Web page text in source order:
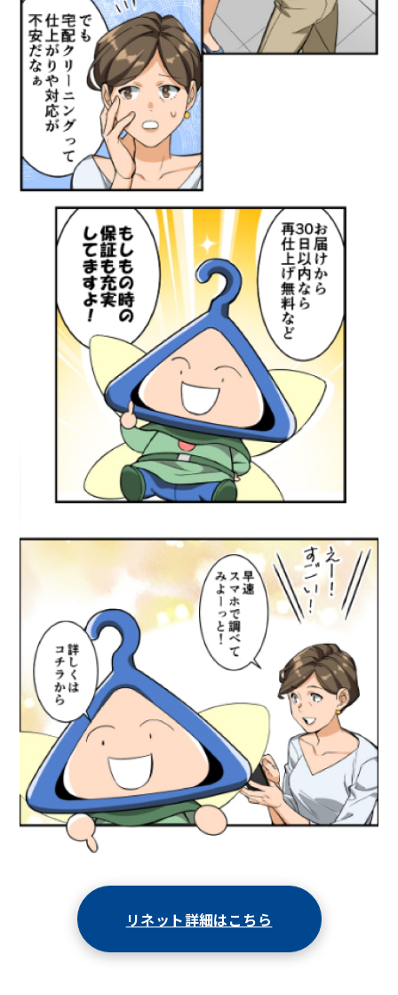
リネット詳細はこちら